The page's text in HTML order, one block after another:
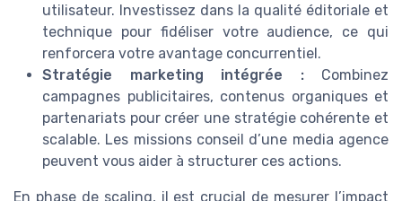
utilisateur. Investissez dans la qualité éditoriale et
technique pour fidéliser votre audience, ce qui
renforcera votre avantage concurrentiel.
Stratégie marketing intégrée :Combinez
campagnes publicitaires, contenus organiques et
partenariats pour créer une stratégie cohérente et
scalable. Les missions conseil d’une media agence
peuvent vous aider à structurer ces actions.
En phase de scaling, il est crucial de mesurer l’impact